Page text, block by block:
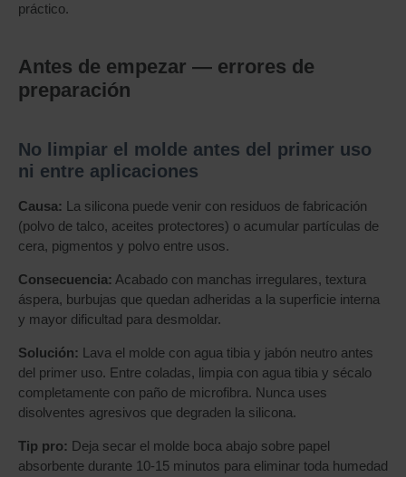
práctico.
Antes de empezar — errores de
preparación
No limpiar el molde antes del primer uso
ni entre aplicaciones
Causa: La silicona puede venir con residuos de fabricación
(polvo de talco, aceites protectores) o acumular partículas de
cera, pigmentos y polvo entre usos.
Consecuencia: Acabado con manchas irregulares, textura
áspera, burbujas que quedan adheridas a la superficie interna
y mayor dificultad para desmoldar.
Solución: Lava el molde con agua tibia y jabón neutro antes
del primer uso. Entre coladas, limpia con agua tibia y sécalo
completamente con paño de microfibra. Nunca uses
disolventes agresivos que degraden la silicona.
Tip pro: Deja secar el molde boca abajo sobre papel
absorbente durante 10-15 minutos para eliminar toda humedad